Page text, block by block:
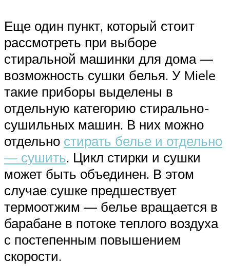
Еще один пункт, который стоит
рассмотреть при выборе
стиральной машинки для дома —
возможность сушки белья. У Miele
такие приборы выделены в
отдельную категорию стирально-
сушильных машин. В них можно
отдельно стирать белье и отдельно
— сушить. Цикл стирки и сушки
может быть объединен. В этом
случае сушке предшествует
термоотжим — белье вращается в
барабане в потоке теплого воздуха
с постепенным повышением
скорости.